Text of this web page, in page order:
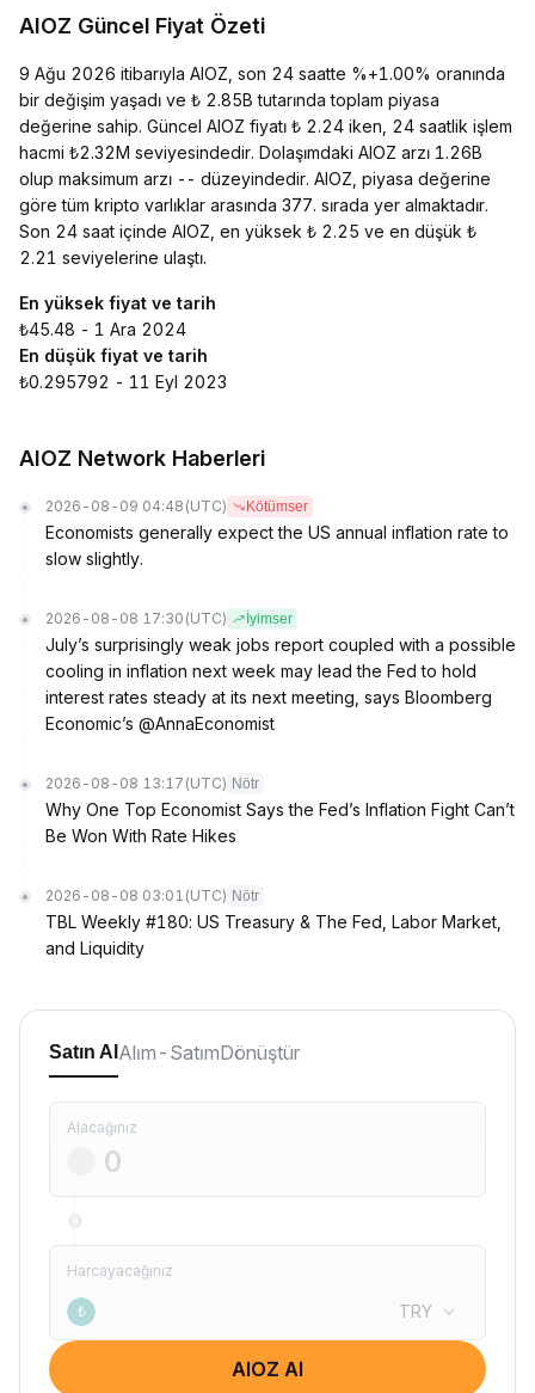
AIOZ Güncel Fiyat Özeti
9 Ağu 2026 itibarıyla AIOZ, son 24 saatte %+1.00% oranında
bir değişim yaşadı ve ₺ 2.85B tutarında toplam piyasa
değerine sahip. Güncel AIOZ fiyatı ₺ 2.24 iken, 24 saatlik işlem
hacmi ₺2.32M seviyesindedir. Dolaşımdaki AIOZ arzı 1.26B
olup maksimum arzı -- düzeyindedir. AIOZ, piyasa değerine
göre tüm kripto varlıklar arasında 377. sırada yer almaktadır.
Son 24 saat içinde AIOZ, en yüksek ₺ 2.25 ve en düşük ₺
2.21 seviyelerine ulaştı.
En yüksek fiyat ve tarih
₺45.48 - 1 Ara 2024
En düşük fiyat ve tarih
₺0.295792 - 11 Eyl 2023
AIOZ Network Haberleri
2026-08-09 04:48 (UTC) Kötümser
Economists generally expect the US annual inflation rate to
slow slightly.
2026-08-08 17:30 (UTC) İyimser
July’s surprisingly weak jobs report coupled with a possible
cooling in inflation next week may lead the Fed to hold
interest rates steady at its next meeting, says Bloomberg
Economic’s @AnnaEconomist
2026-08-08 13:17 (UTC) Nötr
Why One Top Economist Says the Fed’s Inflation Fight Can’t
Be Won With Rate Hikes
2026-08-08 03:01 (UTC) Nötr
TBL Weekly #180: US Treasury & The Fed, Labor Market,
and Liquidity
Satın Al Alım-SatımDönüştür
Alacağınız
Harcayacağınız
₺ TRY
AIOZ Al